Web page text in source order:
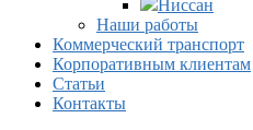
Ниссан
Наши работы
Коммерческий транспорт
Корпоративным клиентам
Статьи
Контакты